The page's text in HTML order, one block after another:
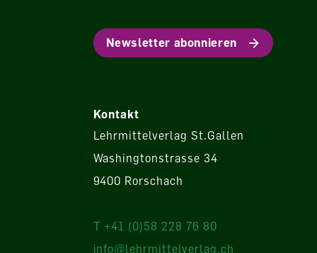
Newsletter abonnieren
Kontakt
Lehrmittelverlag St.Gallen
Washingtonstrasse 34
9400 Rorschach
T +41 (0)58 228 76 80
info@lehrmittelverlag.ch